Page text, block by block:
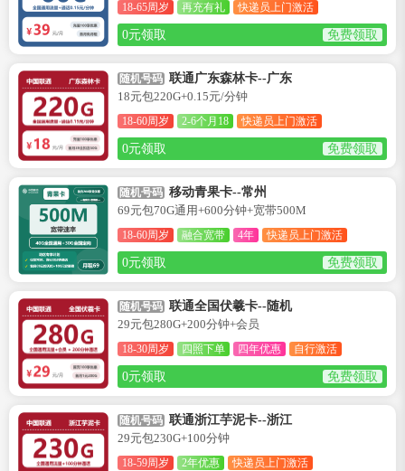
18-65周岁 再充有礼 快递员上门激活
0元领取 免费领取
随机号码 联通广东森林卡--广东
18元包220G+0.15元/分钟
18-60周岁 2-6个月18 快递员上门激活
0元领取 免费领取
随机号码 移动青果卡--常州
69元包70G通用+600分钟+宽带500M
18-60周岁 融合宽带 4年 快递员上门激活
0元领取 免费领取
随机号码 联通全国伏羲卡--随机
29元包280G+200分钟+会员
18-30周岁 四照下单 四年优惠 自行激活
0元领取 免费领取
随机号码 联通浙江芋泥卡--浙江
29元包230G+100分钟
18-59周岁 2年优惠 快递员上门激活